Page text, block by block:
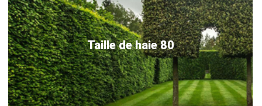
Taille de haie 80